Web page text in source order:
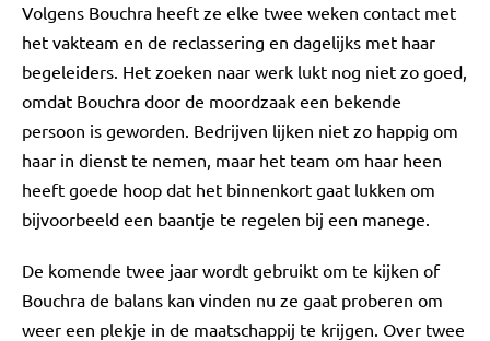
Volgens Bouchra heeft ze elke twee weken contact met
het vakteam en de reclassering en dagelijks met haar
begeleiders. Het zoeken naar werk lukt nog niet zo goed,
omdat Bouchra door de moordzaak een bekende
persoon is geworden. Bedrijven lijken niet zo happig om
haar in dienst te nemen, maar het team om haar heen
heeft goede hoop dat het binnenkort gaat lukken om
bijvoorbeeld een baantje te regelen bij een manege.
De komende twee jaar wordt gebruikt om te kijken of
Bouchra de balans kan vinden nu ze gaat proberen om
weer een plekje in de maatschappij te krijgen. Over twee